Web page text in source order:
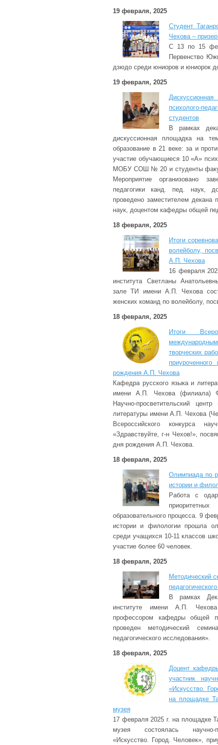
19 февраля, 2025
Студент
Чехова –
С 13 по 15
Первенство
дзюдо среди юниоров и юниорок
19 февраля, 2025
психолого-
студентов
В рамках
дискуссионная площадка на
образование в 21 веке: за и
участие обучающиеся 10 «А»
МОБУ СОШ № 20 и студенты
Мероприятие организовано
педагогики канд. пед. наук,
проведено заместителем декана
наук, доцентом кафедры общей
18 февраля, 2025
Итоги
волейболу,
А.П. Чехова
16 февраля
института Светланы
зале ТИ имени А.П. Чехова
женских команд по волейболу,
18 февраля, 2025
Итоги
творческих
рождения А.П. Чехова
Кафедра русского языка и
имени А.П. Чехова
Научно-просветительский
литературы имени А.П. Чехова
Всероссийского конкурса
«Здравствуйте, г-н Чехов!»,
дня рождения А.П. Чехова.
18 февраля, 2025
Олимпиада по
истории и
Работа с
приоритетных
образовательного процесса. 9
истории и филологии прошла
среди учащихся 10-11 классов
участие более 60 человек.
18 февраля, 2025
Методический
В рамках
институте имени А.П.
профессором кафедры общей
проведен методический
педагогического исследования».
18 февраля, 2025
Доцент
участник
«Искусство.
на площадке
музея
17 февраля 2025 г. на площадке
музея состоялась научно-
«Искусство. Город. Человек»,